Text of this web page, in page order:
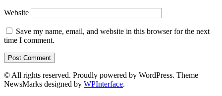
Website
Save my name, email, and website in this browser for the next
time I comment.
© All rights reserved. Proudly powered by WordPress. Theme
NewsMarks designed by WPInterface.